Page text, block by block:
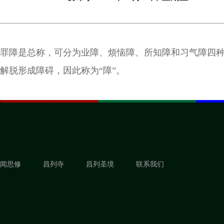
罪障是总称，可分为业障、烦恼障、所知障和习气障四
解脱形成障碍，因此称为“障”。
闻思修 昌列寺 昌列圣境 联系我们